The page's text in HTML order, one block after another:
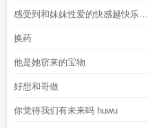
感受到和妹妹性爱的快感越快乐越
痛苦
换药
他是她窃来的宝物
好想和哥做
你觉得我们有未来吗 huwu